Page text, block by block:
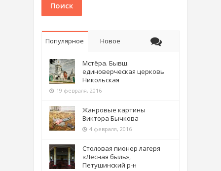
Поиск
Популярное Новое
Мстёра. Бывш.
единоверческая церковь
Никольская
19 февраля, 2016
Жанровые картины
Виктора Бычкова
4 февраля, 2016
Столовая пионер лагеря
«Лесная быль»,
Петушинский р-н